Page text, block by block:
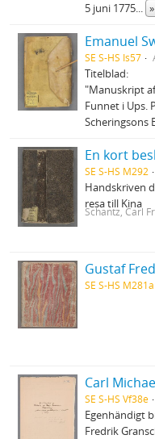
5 juni 1775... »
Emanuel
SE S-HS Is57
Titelblad:
"Manuskript
Funnet i Ups.
Scheringsons
SE S-HS M292
Handskriven
resa till Kina
Schantz, Carl
Gustaf
SE S-HS M281a
SE S-HS Vf38e
Egenhändigt
Fredrik